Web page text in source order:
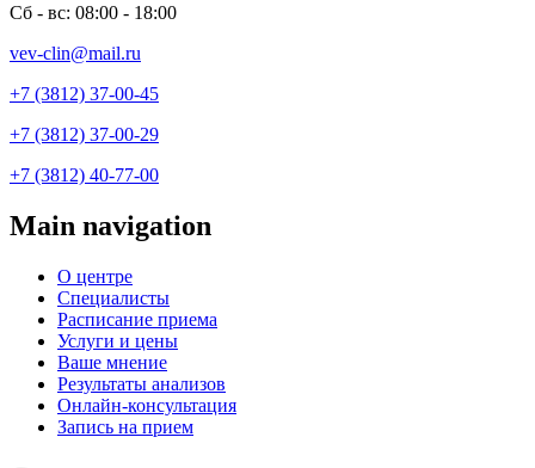
Сб - вс: 08:00 - 18:00
vev-clin@mail.ru
+7 (3812) 37-00-45
+7 (3812) 37-00-29
+7 (3812) 40-77-00
Main navigation
О центре
Специалисты
Расписание приема
Услуги и цены
Ваше мнение
Результаты анализов
Онлайн-консультация
Запись на прием